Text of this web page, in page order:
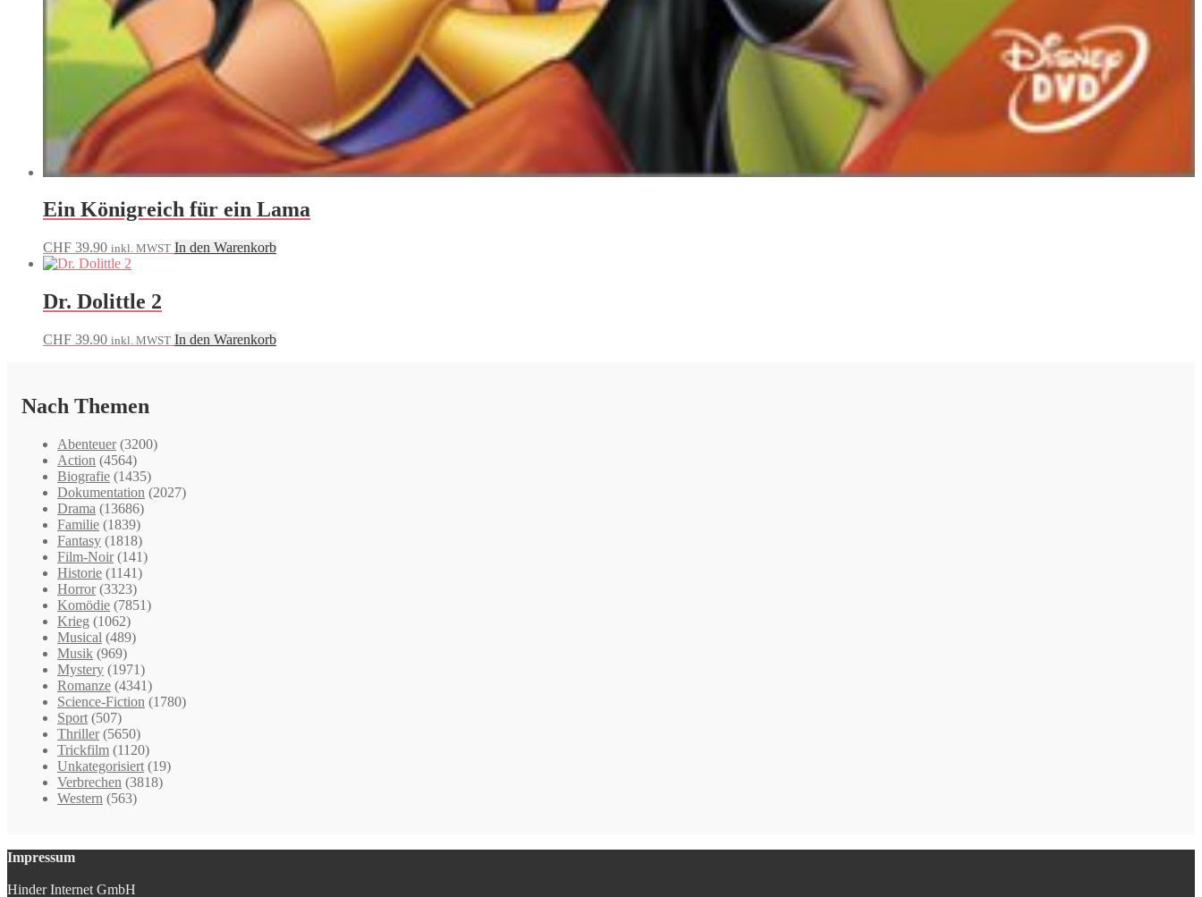
Ein Königreich für ein Lama
CHF 39.90 inkl. MWST In den Warenkorb
Dr. Dolittle 2
CHF 39.90 inkl. MWST In den Warenkorb
Nach Themen
Abenteuer (3200)
Action (4564)
Biografie (1435)
Dokumentation (2027)
Drama (13686)
Familie (1839)
Fantasy (1818)
Film-Noir (141)
Historie (1141)
Horror (3323)
Komödie (7851)
Krieg (1062)
Musical (489)
Musik (969)
Mystery (1971)
Romanze (4341)
Science-Fiction (1780)
Sport (507)
Thriller (5650)
Trickfilm (1120)
Unkategorisiert (19)
Verbrechen (3818)
Western (563)
Impressum
Hinder Internet GmbH